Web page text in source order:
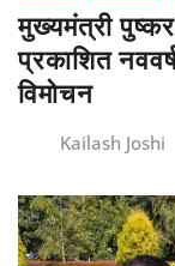
मुख्यमंत्री पुष्कर
प्रकाशित
विमोचन
Kailash Joshi